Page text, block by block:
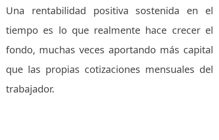
Una rentabilidad positiva sostenida en el
tiempo es lo que realmente hace crecer el
fondo, muchas veces aportando más capital
que las propias cotizaciones mensuales del
trabajador.